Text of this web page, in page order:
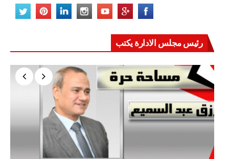
رئيس مجلس الادارة يكتب